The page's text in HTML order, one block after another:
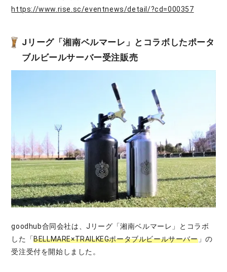
https://www.rise.sc/eventnews/detail/?cd=000357
Jリーグ「湘南ベルマーレ」とコラボしたポータ
ブルビールサーバー受注販売
goodhub合同会社は、Jリーグ「湘南ベルマーレ」とコラボ
した「BELLMARE×TRAILKEGポータブルビールサーバー」の
受注受付を開始しました。